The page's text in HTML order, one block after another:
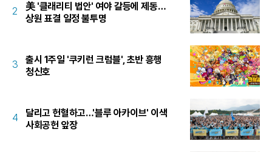
2
美 '클래리티 법안' 여야 갈등에 제동…
상원 표결 일정 불투명
3
출시 1주일 '쿠키런 크럼블', 초반 흥행
청신호
4
달리고 헌혈하고…'블루 아카이브' 이색
사회공헌 앞장